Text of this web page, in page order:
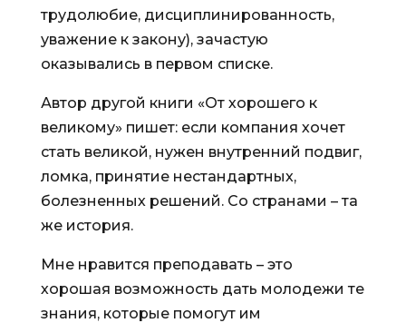
трудолюбие, дисциплинированность,
уважение к закону), зачастую
оказывались в первом списке.
Автор другой книги «От хорошего к
великому» пишет: если компания хочет
стать великой, нужен внутренний подвиг,
ломка, принятие нестандартных,
болезненных решений. Со странами – та
же история.
Мне нравится преподавать – это
хорошая возможность дать молодежи те
знания, которые помогут им